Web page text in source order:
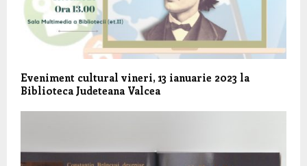
Eveniment cultural vineri, 13 ianuarie 2023 la
Biblioteca Judeteana Valcea